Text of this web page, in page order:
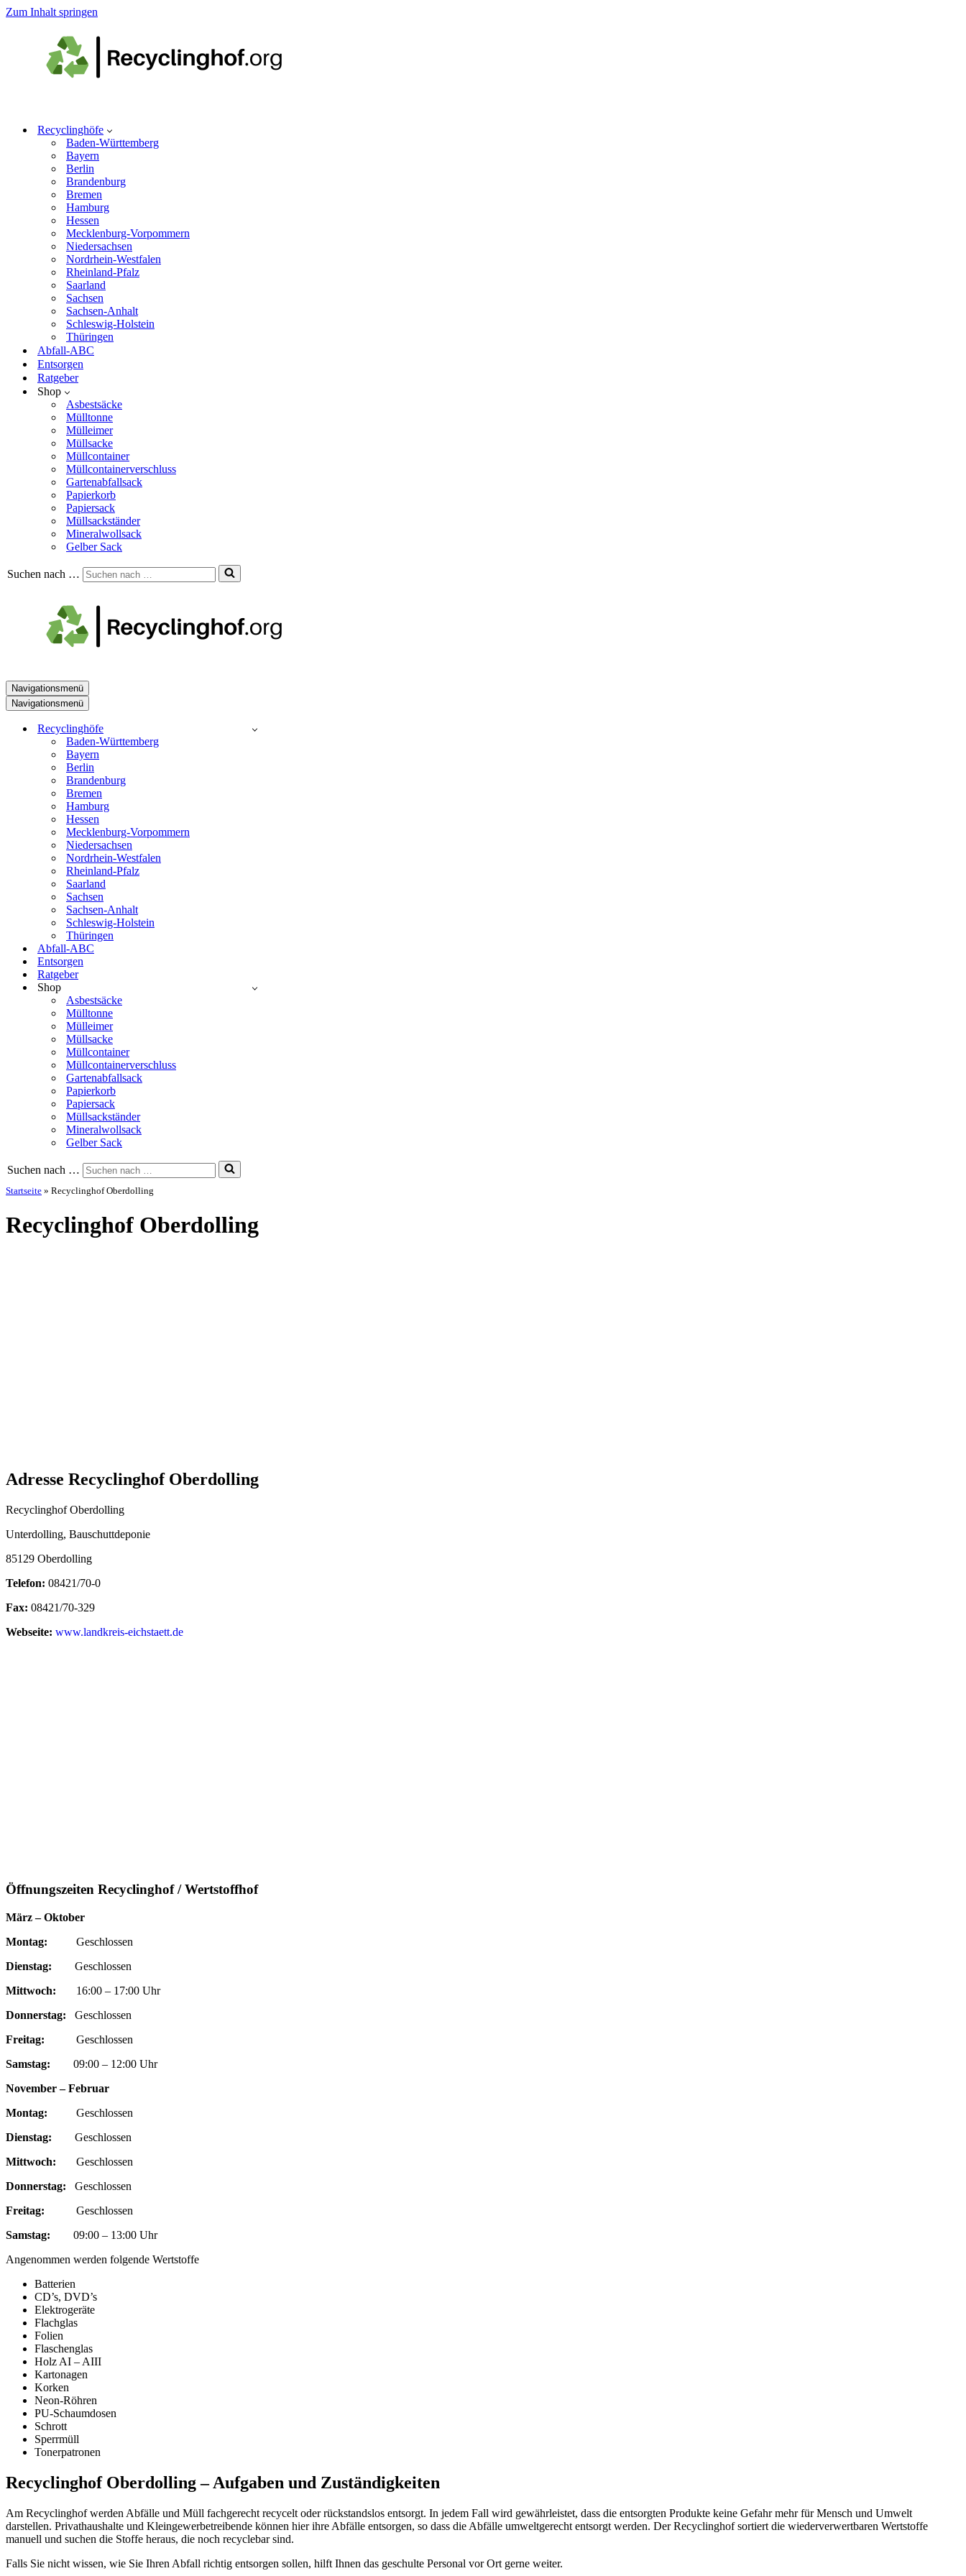
Zum Inhalt springen
Recyclinghöfe
Baden-Württemberg
Bayern
Berlin
Brandenburg
Bremen
Hamburg
Hessen
Mecklenburg-Vorpommern
Niedersachsen
Nordrhein-Westfalen
Rheinland-Pfalz
Saarland
Sachsen
Sachsen-Anhalt
Schleswig-Holstein
Thüringen
Abfall-ABC
Entsorgen
Ratgeber
Shop
Asbestsäcke
Mülltonne
Mülleimer
Müllsacke
Müllcontainer
Müllcontainerverschluss
Gartenabfallsack
Papierkorb
Papiersack
Müllsackständer
Mineralwollsack
Gelber Sack
Suchen nach …
Navigationsmenü
Navigationsmenü
Recyclinghöfe
Baden-Württemberg
Bayern
Berlin
Brandenburg
Bremen
Hamburg
Hessen
Mecklenburg-Vorpommern
Niedersachsen
Nordrhein-Westfalen
Rheinland-Pfalz
Saarland
Sachsen
Sachsen-Anhalt
Schleswig-Holstein
Thüringen
Abfall-ABC
Entsorgen
Ratgeber
Shop
Asbestsäcke
Mülltonne
Mülleimer
Müllsacke
Müllcontainer
Müllcontainerverschluss
Gartenabfallsack
Papierkorb
Papiersack
Müllsackständer
Mineralwollsack
Gelber Sack
Suchen nach …
Startseite » Recyclinghof Oberdolling
Recyclinghof Oberdolling
Adresse Recyclinghof Oberdolling
Recyclinghof Oberdolling
Unterdolling, Bauschuttdeponie
85129 Oberdolling
Telefon: 08421/70-0
Fax: 08421/70-329
Webseite: www.landkreis-eichstaett.de
Öffnungszeiten Recyclinghof / Wertstoffhof
März – Oktober
Montag: Geschlossen
Dienstag: Geschlossen
Mittwoch: 16:00 – 17:00 Uhr
Donnerstag: Geschlossen
Freitag: Geschlossen
Samstag:
09:00 – 12:00 Uhr
November – Februar
Montag: Geschlossen
Dienstag: Geschlossen
Mittwoch: Geschlossen
Donnerstag: Geschlossen
Freitag: Geschlossen
Samstag:
09:00 – 13:00 Uhr
Angenommen werden folgende Wertstoffe
Batterien
CD’s, DVD’s
Elektrogeräte
Flachglas
Folien
Flaschenglas
Holz AI – AIII
Kartonagen
Korken
Neon-Röhren
PU-Schaumdosen
Schrott
Sperrmüll
Tonerpatronen
Recyclinghof Oberdolling – Aufgaben und Zuständigkeiten
Am Recyclinghof werden Abfälle und Müll fachgerecht recycelt oder rückstandslos entsorgt. In jedem Fall wird gewährleistet, dass die entsorgten Produkte keine Gefahr mehr für Mensch und Umwelt
darstellen. Privathaushalte und Kleingewerbetreibende können hier ihre Abfälle entsorgen, so dass die Abfälle umweltgerecht entsorgt werden. Der Recyclinghof sortiert die wiederverwertbaren Wertstoffe
manuell und suchen die Stoffe heraus, die noch recyclebar sind.
Falls Sie nicht wissen, wie Sie Ihren Abfall richtig entsorgen sollen, hilft Ihnen das geschulte Personal vor Ort gerne weiter.